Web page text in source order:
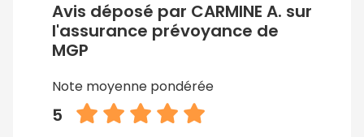
Avis déposé par CARMINE A. sur
l'assurance prévoyance de
MGP
Note moyenne pondérée
5